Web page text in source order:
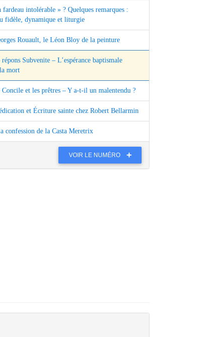
intolérable » ? Quelques remarques :
fidèle, dynamique et liturgie
Rouault, le Léon Bloy de la peinture
Subvenite – L’espérance baptismale
mort
et les prêtres – Y a-t-il un malentendu ?
et Écriture sainte chez Robert Bellarmin
confession de la Casta Meretrix
VOIR LE NUMÉRO